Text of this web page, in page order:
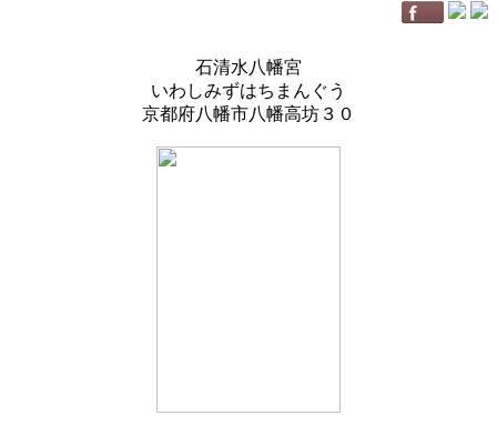
石清水八幡宮
いわしみずはちまんぐう
京都府八幡市八幡高坊３０